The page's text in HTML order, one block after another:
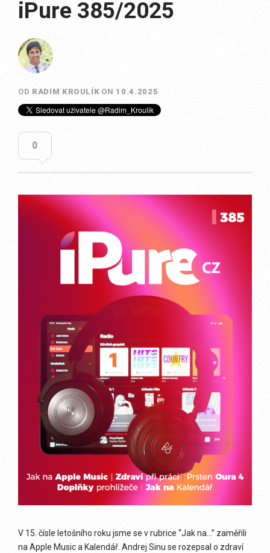
iPure 385/2025
OD RADIM KROULÍK ON 10.4.2025
0
V 15. čísle letošního roku jsme se v rubrice “Jak na…” zaměřili
na Apple Music a Kalendář. Andrej Sinu se rozepsal o zdraví